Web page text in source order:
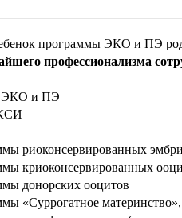
программы ЭКО и ПЭ
профессионализма
ЭКО и ПЭ
риоконсервированных
криоконсервированных
донорских ооцитов
«Суррогатное